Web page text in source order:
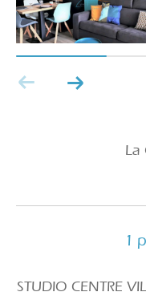
La
1
STUDIO CENTRE